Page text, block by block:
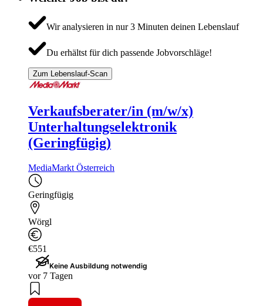
Wir analysieren in nur 3 Minuten deinen Lebenslauf
Du erhältst für dich passende Jobvorschläge!
Zum Lebenslauf-Scan
Verkaufsberater/in (m/w/x)
Unterhaltungselektronik
(Geringfügig)
MediaMarkt Österreich
Geringfügig
Wörgl
€551
Keine Ausbildung notwendig
vor 7 Tagen